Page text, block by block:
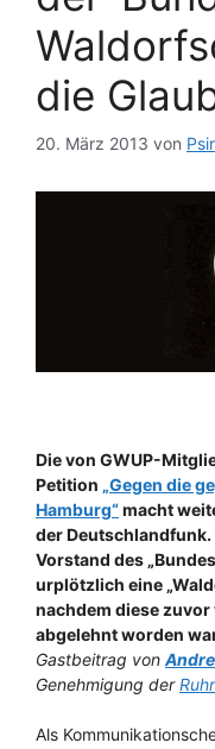
die
20. März 2013 von
Die von GWUP-
Petition „Gegen die
Hamburg“macht
der
Vorstand des
urplötzlich eine
nachdem diese
abgelehnt worden
Gastbeitrag von
Genehmigung der
Als